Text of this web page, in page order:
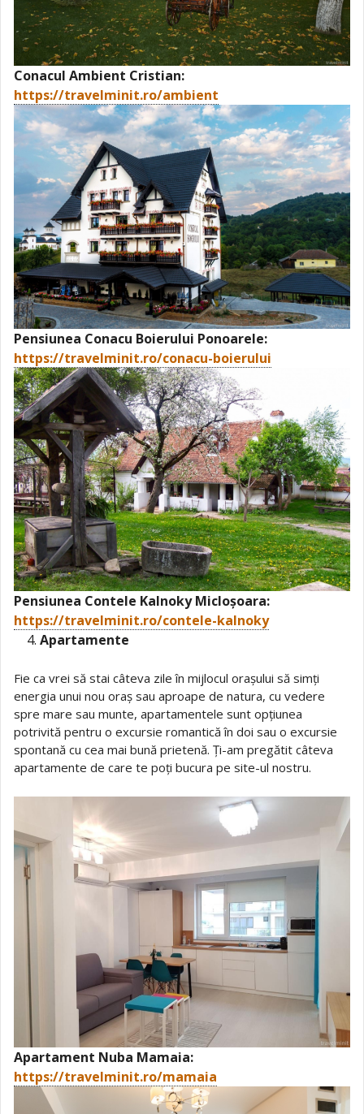
Conacul Ambient Cristian:
https://travelminit.ro/ambient
Pensiunea Conacu Boierului Ponoarele:
https://travelminit.ro/conacu-boierului
Pensiunea Contele Kalnoky Micloșoara:
https://travelminit.ro/contele-kalnoky
Apartamente
Fie ca vrei să stai câteva zile în mijlocul orașului să simți
energia unui nou oraș sau aproape de natura, cu vedere
spre mare sau munte, apartamentele sunt opțiunea
potrivită pentru o excursie romantică în doi sau o excursie
spontană cu cea mai bună prietenă. Ți-am pregătit câteva
apartamente de care te poți bucura pe site-ul nostru.
Apartament Nuba Mamaia:
https://travelminit.ro/mamaia